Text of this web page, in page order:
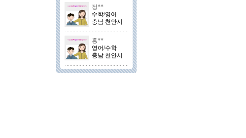
정**
수학/영어
충남 천안시
홍**
영어/수학
충남 천안시